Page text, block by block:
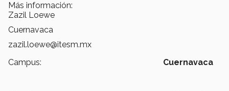
Más información:
Zazil Loewe
Cuernavaca
zazil.loewe@itesm.mx
Campus:
Cuernavaca